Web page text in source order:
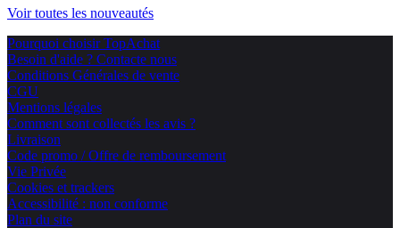
Voir toutes les nouveautés
Pourquoi choisir TopAchat
Besoin d'aide ? Contacte nous
Conditions Générales de vente
CGU
Mentions légales
Comment sont collectés les avis ?
Livraison
Code promo / Offre de remboursement
Vie Privée
Cookies et trackers
Accessibilité : non conforme
Plan du site